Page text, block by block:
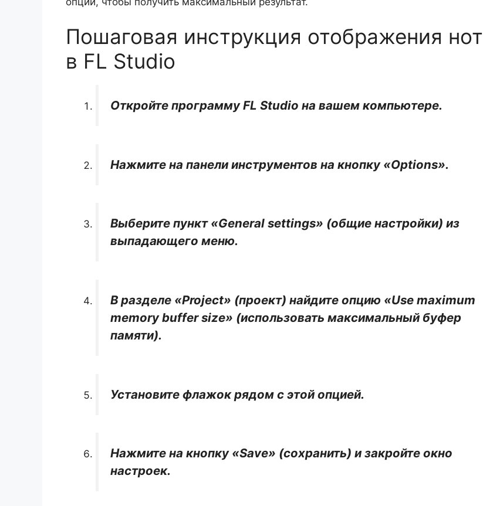
Пошаговая инструкция отображения нот
в FL Studio
Откройте программу FL Studio на вашем компьютере.
Нажмите на панели инструментов на кнопку «Options».
Выберите пункт «General settings» (общие настройки) из
выпадающего меню.
В разделе «Project» (проект) найдите опцию «Use maximum
memory buffer size» (использовать максимальный буфер
памяти).
Установите флажок рядом с этой опцией.
Нажмите на кнопку «Save» (сохранить) и закройте окно
настроек.